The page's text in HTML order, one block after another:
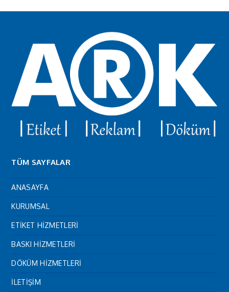
TÜM SAYFALAR
ANASAYFA
KURUMSAL
ETİKET HİZMETLERİ
BASKI HİZMETLERİ
DÖKÜM HİZMETLERİ
İLETİŞİM